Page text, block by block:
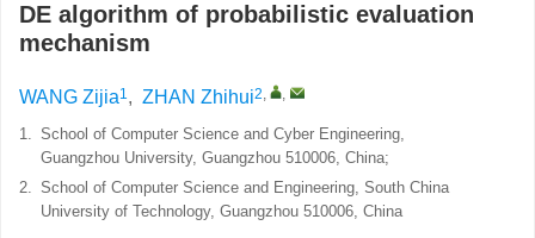
DE algorithm of probabilistic evaluation
mechanism
WANG Zijia1, ZHAN Zhihui2, ,
1. School of Computer Science and Cyber Engineering,
Guangzhou University, Guangzhou 510006, China;
2. School of Computer Science and Engineering, South China
University of Technology, Guangzhou 510006, China